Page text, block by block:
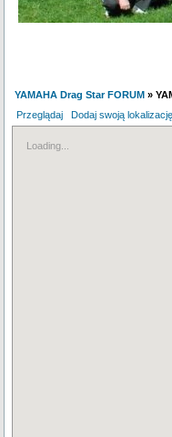
YAMAHA Drag Star FORUM »
Przeglądaj
Dodaj swoją lokalizację
Loading...